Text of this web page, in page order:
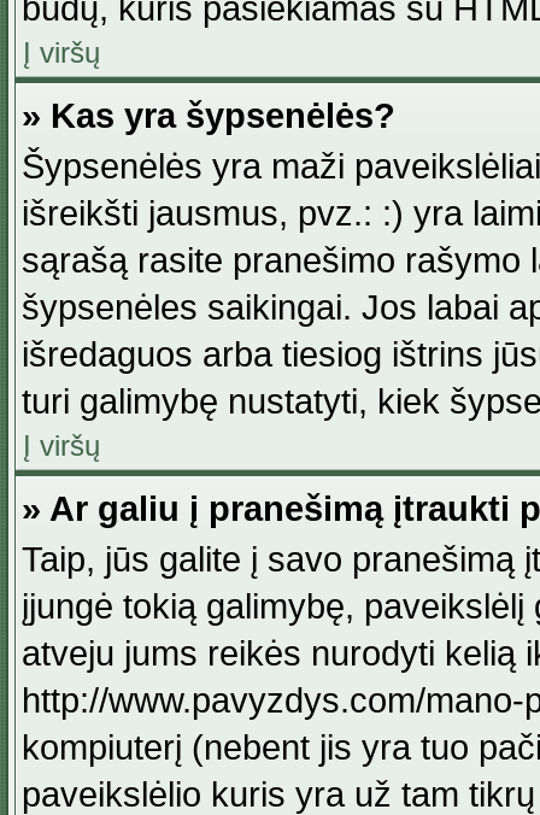
būdų, kuris pasiekiamas su
Į viršų
» Kas yra šypsenėlės?
Šypsenėlės yra maži
išreikšti jausmus, pvz.: :) yra
sąrašą rasite pranešimo rašymo
šypsenėles saikingai. Jos labai
išredaguos arba tiesiog ištrins
turi galimybę nustatyti, kiek
Į viršų
» Ar galiu į pranešimą įtraukti
Taip, jūs galite į savo pranešimą
įjungė tokią galimybę,
atveju jums reikės nurodyti kelią
http://www.pavyzdys.com/
kompiuterį (nebent jis yra tuo
paveikslėlio kuris yra už tam